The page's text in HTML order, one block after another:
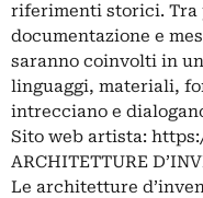
riferimenti storici. Tra
documentazione e
saranno coinvolti in
linguaggi, materiali,
intrecciano e
Sito web artista:
ARCHITETTURE
Le architetture